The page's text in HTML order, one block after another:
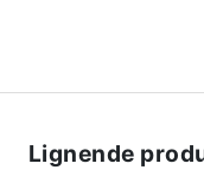
Lignende